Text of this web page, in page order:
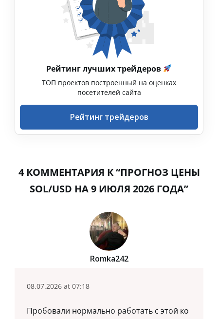
Рейтинг лучших трейдеров
ТОП проектов построенный на оценках
посетителей сайта
Рейтинг трейдеров
4 КОММЕНТАРИЯ К “ПРОГНОЗ ЦЕНЫ
SOL/USD НА 9 ИЮЛЯ 2026 ГОДА”
Romka242
08.07.2026 at 07:18
Пробовали нормально работать с этой ко